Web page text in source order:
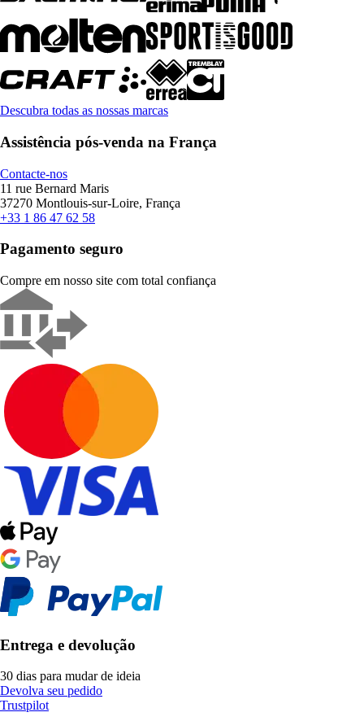
Descubra todas as nossas marcas
Assistência pós-venda na França
Contacte-nos
11 rue Bernard Maris
37270 Montlouis-sur-Loire, França
+33 1 86 47 62 58
Pagamento seguro
Compre em nosso site com total confiança
Entrega e devolução
30 dias para mudar de ideia
Devolva seu pedido
Trustpilot